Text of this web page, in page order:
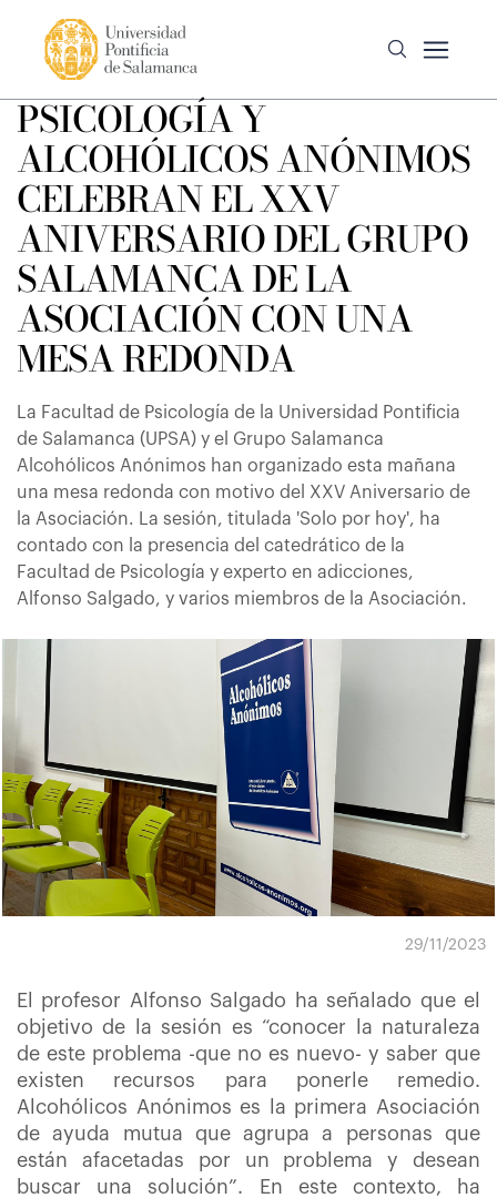
PSICOLOGÍA Y
ALCOHÓLICOS ANÓNIMOS
CELEBRAN EL XXV
ANIVERSARIO DEL GRUPO
SALAMANCA DE LA
ASOCIACIÓN CON UNA
MESA REDONDA
La Facultad de Psicología de la Universidad Pontificia
de Salamanca (UPSA) y el Grupo Salamanca
Alcohólicos Anónimos han organizado esta mañana
una mesa redonda con motivo del XXV Aniversario de
la Asociación. La sesión, titulada 'Solo por hoy', ha
contado con la presencia del catedrático de la
Facultad de Psicología y experto en adicciones,
Alfonso Salgado, y varios miembros de la Asociación.
29/11/2023
El profesor Alfonso Salgado ha señalado que el
objetivo de la sesión es “conocer la naturaleza
de este problema -que no es nuevo- y saber que
existen recursos para ponerle remedio.
Alcohólicos Anónimos es la primera Asociación
de ayuda mutua que agrupa a personas que
están afacetadas por un problema y desean
buscar una solución”. En este contexto, ha